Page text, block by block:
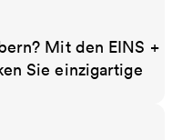
Mit den EINS +
Sie einzigartige